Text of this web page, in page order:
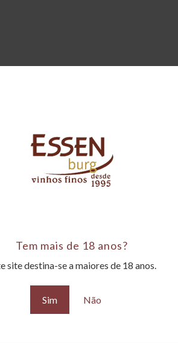
Tem mais de 18 anos?
site destina-se a maiores de 18 anos.
Sim Não